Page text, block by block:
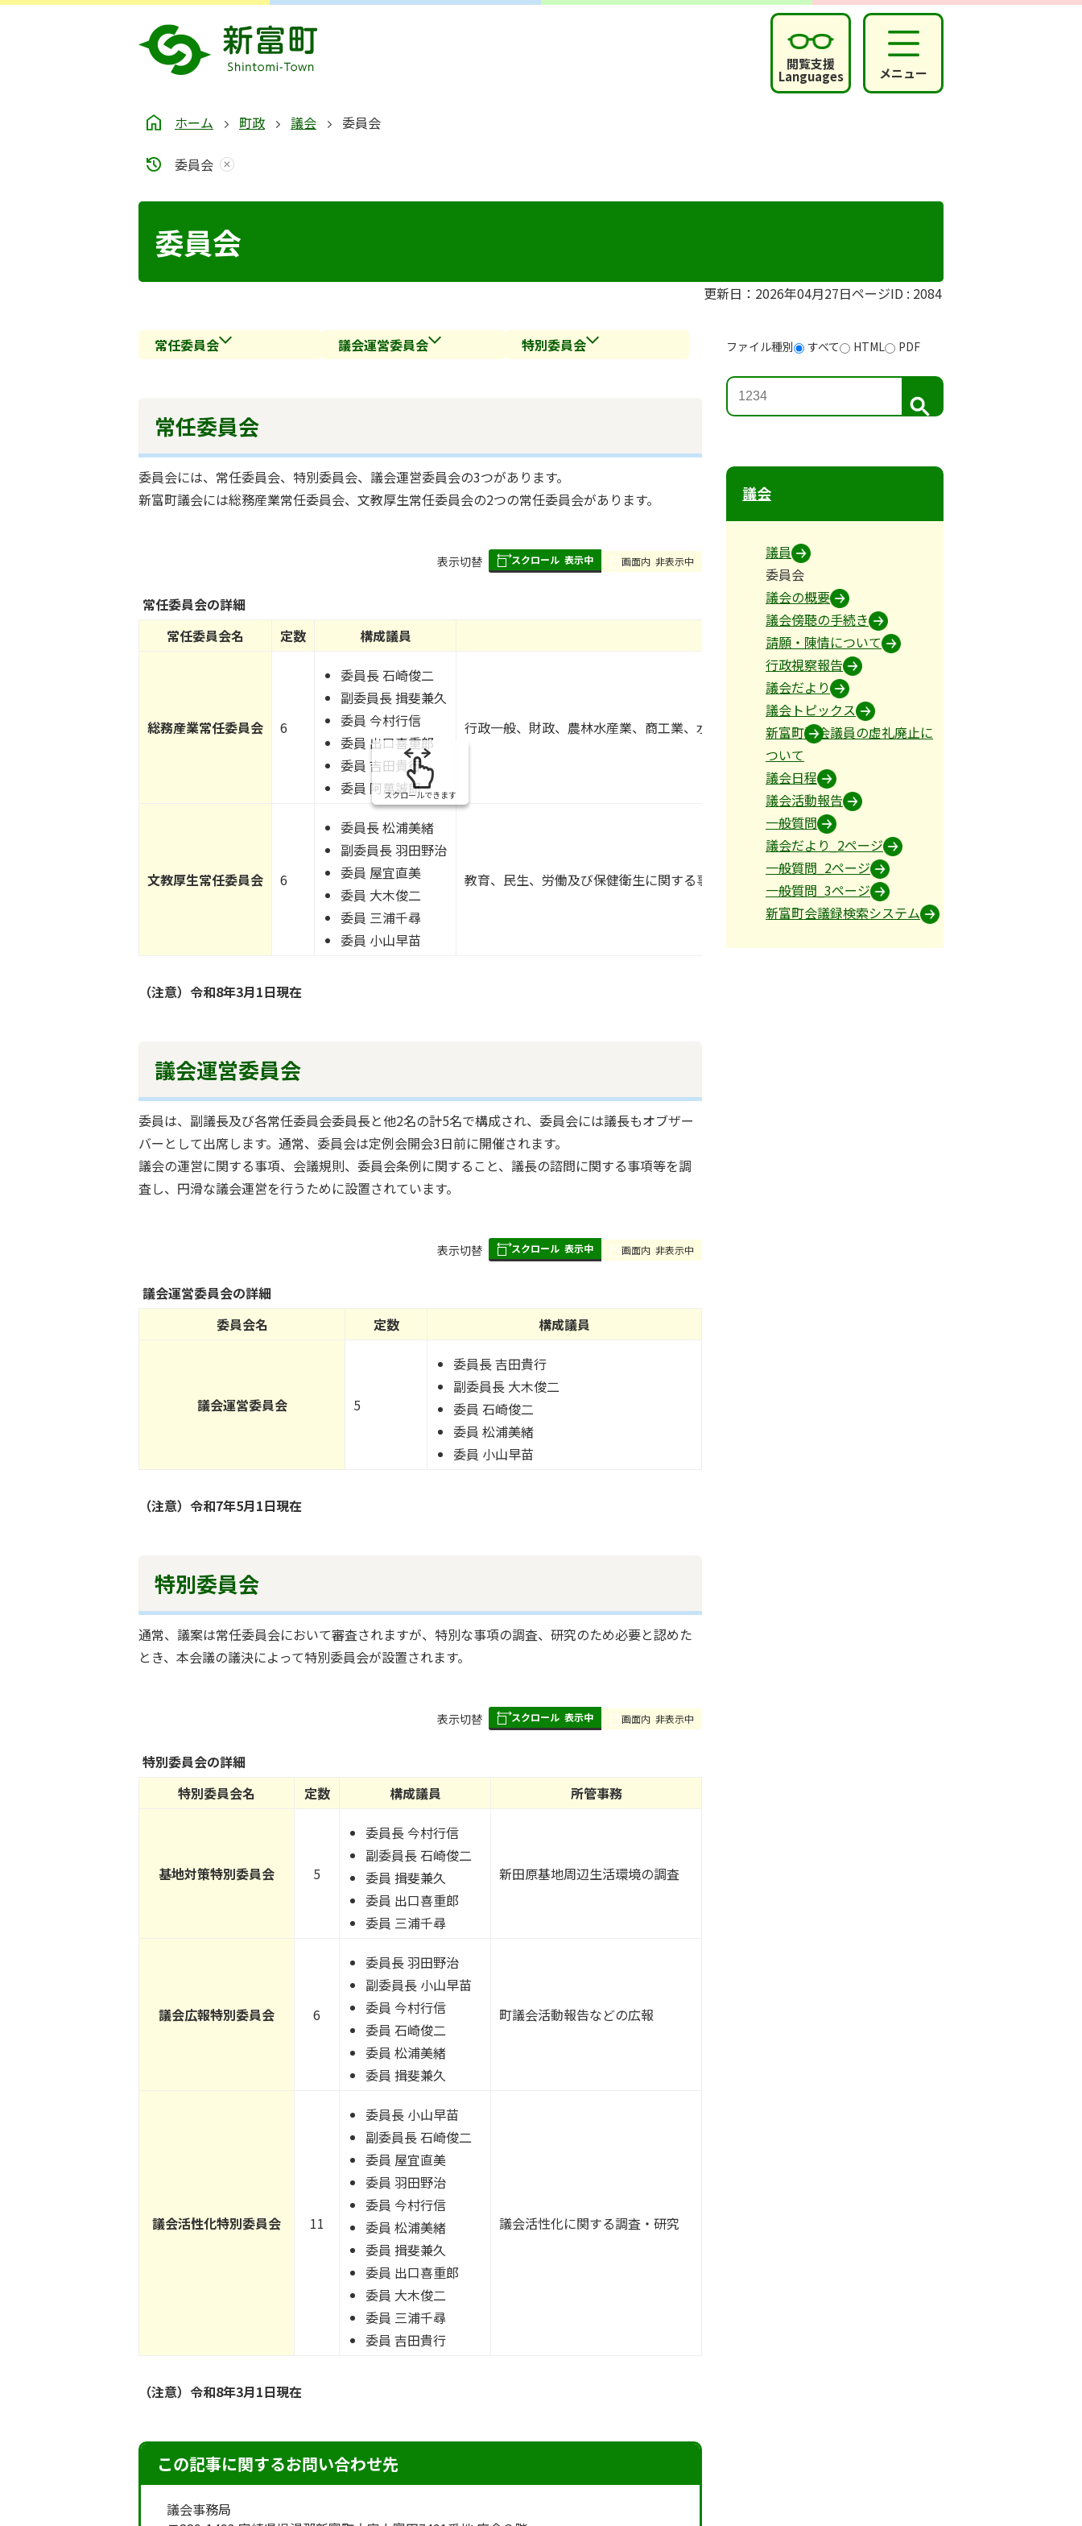
閲覧支援
Languages メニュー
ホーム 町政 議会 委員会
委員会
委員会
更新日：2026年04月27日ページID : 2084
常任委員会 議会運営委員会 特別委員会
常任委員会
委員会には、常任委員会、特別委員会、議会運営委員会の3つがあります。
新富町議会には総務産業常任委員会、文教厚生常任委員会の2つの常任委員会があります。
表
の
表示切替 スクロール 表示中 画面内 非表示中
常任委員会の詳細
常任委員会名
定数 構成議員 所管事務
総務産業常任委員会 6
委員長 石崎俊二
副委員長 揖斐兼久
委員 今村行信
委員 出口喜重郎
委員 吉田貴行
委員 阿萬誠郎
行政一般、財政、農林水産業、商工業、水道事業、土木に関する事項及び他の常任委員会に属さない事項
文教厚生常任委員会 6
委員長 松浦美緒
副委員長 羽田野治
委員 屋宜直美
委員 大木俊二
委員 三浦千尋
委員 小山早苗
教育、民生、労働及び保健衛生に関する事項
スクロールできます
（注意）令和8年3月1日現在
議会運営委員会
委員は、副議長及び各常任委員会委員長と他2名の計5名で構成され、委員会には議長もオブザー
バーとして出席します。通常、委員会は定例会開会3日前に開催されます。
議会の運営に関する事項、会議規則、委員会条例に関すること、議長の諮問に関する事項等を調
査し、円滑な議会運営を行うために設置されています。
表
の
表示切替 スクロール 表示中 画面内 非表示中
議会運営委員会の詳細
委員会名
定数 構成議員
議会運営委員会 5
委員長 吉田貴行
副委員長 大木俊二
委員 石崎俊二
委員 松浦美緒
委員 小山早苗
（注意）令和7年5月1日現在
特別委員会
通常、議案は常任委員会において審査されますが、特別な事項の調査、研究のため必要と認めた
とき、本会議の議決によって特別委員会が設置されます。
表
の
表示切替 スクロール 表示中 画面内 非表示中
特別委員会の詳細
特別委員会名
定数 構成議員 所管事務
基地対策特別委員会 5
委員長 今村行信
副委員長 石崎俊二
委員 揖斐兼久
委員 出口喜重郎
委員 三浦千尋
新田原基地周辺生活環境の調査
議会広報特別委員会 6
委員長 羽田野治
副委員長 小山早苗
委員 今村行信
委員 石崎俊二
委員 松浦美緒
委員 揖斐兼久
町議会活動報告などの広報
議会活性化特別委員会 11
委員長 小山早苗
副委員長 石崎俊二
委員 屋宜直美
委員 羽田野治
委員 今村行信
委員 松浦美緒
委員 揖斐兼久
委員 出口喜重郎
委員 大木俊二
委員 三浦千尋
委員 吉田貴行
議会活性化に関する調査・研究
（注意）令和8年3月1日現在
この記事に関するお問い合わせ先
議会事務局
ファイル種別 すべて HTML PDF
検
索
議会
議員
委員会
議会の概要
議会傍聴の手続き
請願・陳情について
行政視察報告
議会だより
議会トピックス
新富町議会議員の虚礼廃止に
ついて
議会日程
議会活動報告
一般質問
議会だより_2ページ
一般質問_2ページ
一般質問_3ページ
新富町会議録検索システム